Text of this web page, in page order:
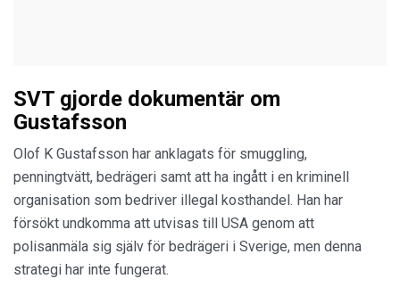
SVT gjorde dokumentär om
Gustafsson
Olof K Gustafsson har anklagats för smuggling,
penningtvätt, bedrägeri samt att ha ingått i en kriminell
organisation som bedriver illegal kosthandel. Han har
försökt undkomma att utvisas till USA genom att
polisanmäla sig själv för bedrägeri i Sverige, men denna
strategi har inte fungerat.